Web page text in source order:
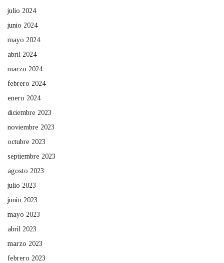
julio 2024
junio 2024
mayo 2024
abril 2024
marzo 2024
febrero 2024
enero 2024
diciembre 2023
noviembre 2023
octubre 2023
septiembre 2023
agosto 2023
julio 2023
junio 2023
mayo 2023
abril 2023
marzo 2023
febrero 2023